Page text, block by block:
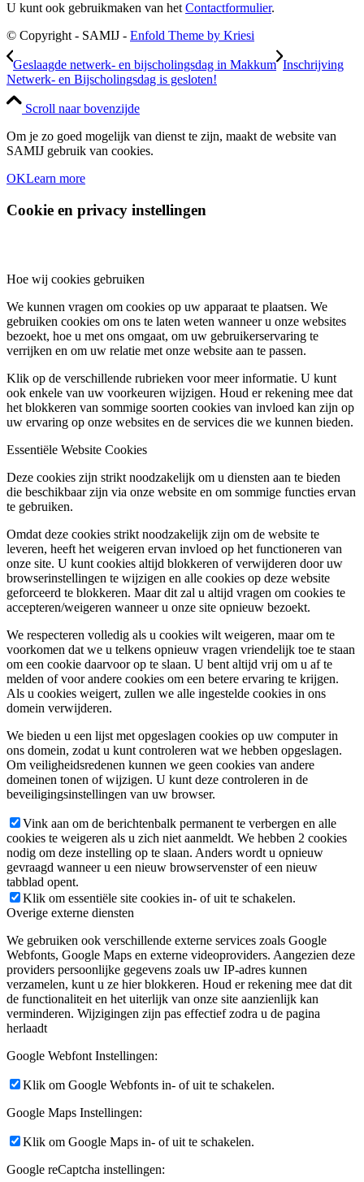
U kunt ook gebruikmaken van het Contactformulier.
© Copyright - SAMIJ - Enfold Theme by Kriesi
Geslaagde netwerk- en bijscholingsdag in Makkum Inschrijving
Netwerk- en Bijscholingsdag is gesloten!
Scroll naar bovenzijde
Om je zo goed mogelijk van dienst te zijn, maakt de website van
SAMIJ gebruik van cookies.
OKLearn more
Cookie en privacy instellingen
Hoe wij cookies gebruiken
We kunnen vragen om cookies op uw apparaat te plaatsen. We
gebruiken cookies om ons te laten weten wanneer u onze websites
bezoekt, hoe u met ons omgaat, om uw gebruikerservaring te
verrijken en om uw relatie met onze website aan te passen.
Klik op de verschillende rubrieken voor meer informatie. U kunt
ook enkele van uw voorkeuren wijzigen. Houd er rekening mee dat
het blokkeren van sommige soorten cookies van invloed kan zijn op
uw ervaring op onze websites en de services die we kunnen bieden.
Essentiële Website Cookies
Deze cookies zijn strikt noodzakelijk om u diensten aan te bieden
die beschikbaar zijn via onze website en om sommige functies ervan
te gebruiken.
Omdat deze cookies strikt noodzakelijk zijn om de website te
leveren, heeft het weigeren ervan invloed op het functioneren van
onze site. U kunt cookies altijd blokkeren of verwijderen door uw
browserinstellingen te wijzigen en alle cookies op deze website
geforceerd te blokkeren. Maar dit zal u altijd vragen om cookies te
accepteren/weigeren wanneer u onze site opnieuw bezoekt.
We respecteren volledig als u cookies wilt weigeren, maar om te
voorkomen dat we u telkens opnieuw vragen vriendelijk toe te staan
om een cookie daarvoor op te slaan. U bent altijd vrij om u af te
melden of voor andere cookies om een betere ervaring te krijgen.
Als u cookies weigert, zullen we alle ingestelde cookies in ons
domein verwijderen.
We bieden u een lijst met opgeslagen cookies op uw computer in
ons domein, zodat u kunt controleren wat we hebben opgeslagen.
Om veiligheidsredenen kunnen we geen cookies van andere
domeinen tonen of wijzigen. U kunt deze controleren in de
beveiligingsinstellingen van uw browser.
Vink aan om de berichtenbalk permanent te verbergen en alle
cookies te weigeren als u zich niet aanmeldt. We hebben 2 cookies
nodig om deze instelling op te slaan. Anders wordt u opnieuw
gevraagd wanneer u een nieuw browservenster of een nieuw
tabblad opent.
Klik om essentiële site cookies in- of uit te schakelen.
Overige externe diensten
We gebruiken ook verschillende externe services zoals Google
Webfonts, Google Maps en externe videoproviders. Aangezien deze
providers persoonlijke gegevens zoals uw IP-adres kunnen
verzamelen, kunt u ze hier blokkeren. Houd er rekening mee dat dit
de functionaliteit en het uiterlijk van onze site aanzienlijk kan
verminderen. Wijzigingen zijn pas effectief zodra u de pagina
herlaadt
Google Webfont Instellingen:
Klik om Google Webfonts in- of uit te schakelen.
Google Maps Instellingen:
Klik om Google Maps in- of uit te schakelen.
Google reCaptcha instellingen: